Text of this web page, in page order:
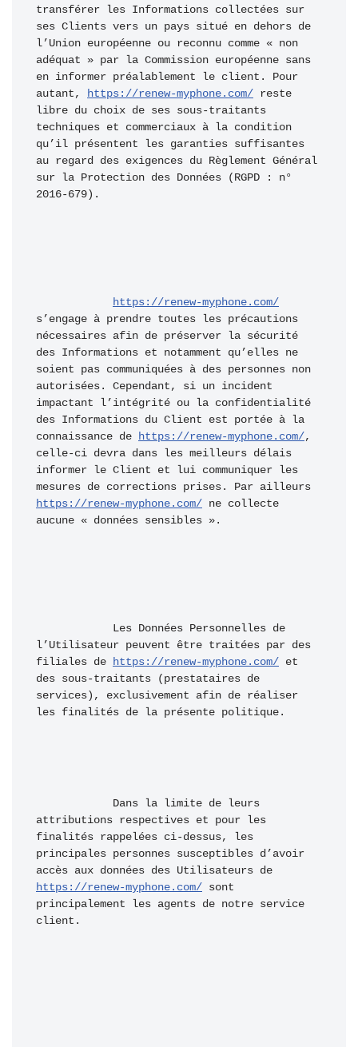
transférer les Informations collectées sur
ses Clients vers un pays situé en dehors de
l’Union européenne ou reconnu comme « non
adéquat » par la Commission européenne sans
en informer préalablement le client. Pour
autant, https://renew-myphone.com/ reste
libre du choix de ses sous-traitants
techniques et commerciaux à la condition
qu’il présentent les garanties suffisantes
au regard des exigences du Règlement Général
sur la Protection des Données (RGPD : n°
2016-679).
https://renew-myphone.com/
s’engage à prendre toutes les précautions
nécessaires afin de préserver la sécurité
des Informations et notamment qu’elles ne
soient pas communiquées à des personnes non
autorisées. Cependant, si un incident
impactant l’intégrité ou la confidentialité
des Informations du Client est portée à la
connaissance de https://renew-myphone.com/ ,
celle-ci devra dans les meilleurs délais
informer le Client et lui communiquer les
https://renew-myphone.com/ ne collecte
aucune « données sensibles ».
l’Utilisateur peuvent être traitées par des
filiales de https://renew-myphone.com/ et
des sous-traitants (prestataires de
services), exclusivement afin de réaliser
les finalités de la présente politique.
attributions respectives et pour les
finalités rappelées ci-dessus, les
principales personnes susceptibles d’avoir
https://renew-myphone.com/ sont
principalement les agents de notre service
client.